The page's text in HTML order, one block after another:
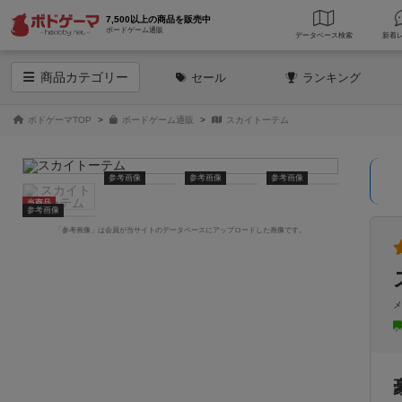
7,500以上の商品を販売中
ボードゲーム通販
データベース 検索
商品カテゴリー セール ランキング
ボドゲーマTOP ボードゲーム通販 スカイトーテム
当商品
参考画像 参考画像 参考画像
参考画像
「参考画像」は会員が当サイトのデータベースにアップロードした画像です。